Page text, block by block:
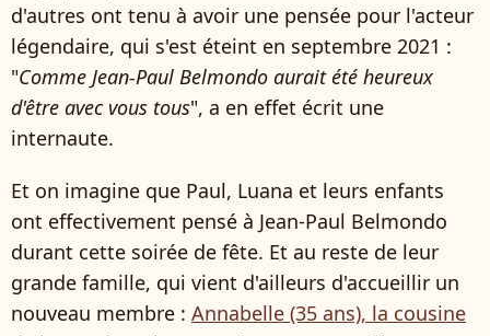
d'autres ont tenu à avoir une pensée pour l'acteur
légendaire, qui s'est éteint en septembre 2021 :
"Comme Jean-Paul Belmondo aurait été heureux
d'être avec vous tous", a en effet écrit une
internaute.
Et on imagine que Paul, Luana et leurs enfants
ont effectivement pensé à Jean-Paul Belmondo
durant cette soirée de fête. Et au reste de leur
grande famille, qui vient d'ailleurs d'accueillir un
nouveau membre : Annabelle (35 ans), la cousine